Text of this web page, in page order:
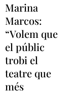
Marina
Marcos:
“Volem que
el públic
trobi el
teatre que
més